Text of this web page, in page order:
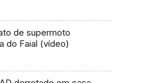
de supermoto
do Faial (vídeo)